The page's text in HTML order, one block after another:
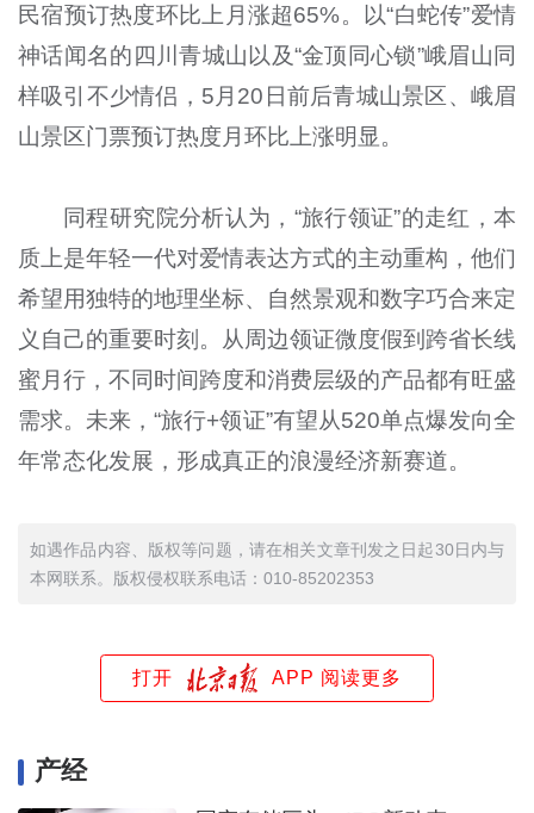
民宿预订热度环比上月涨超65%。以“白蛇传”爱情
神话闻名的四川青城山以及“金顶同心锁”峨眉山同
样吸引不少情侣，5月20日前后青城山景区、峨眉
山景区门票预订热度月环比上涨明显。
同程研究院分析认为，“旅行领证”的走红，本
质上是年轻一代对爱情表达方式的主动重构，他们
希望用独特的地理坐标、自然景观和数字巧合来定
义自己的重要时刻。从周边领证微度假到跨省长线
蜜月行，不同时间跨度和消费层级的产品都有旺盛
需求。未来，“旅行+领证”有望从520单点爆发向全
年常态化发展，形成真正的浪漫经济新赛道。
如遇作品内容、版权等问题，请在相关文章刊发之日起30日内与
本网联系。版权侵权联系电话：010-85202353
打开 APP 阅读更多
产经